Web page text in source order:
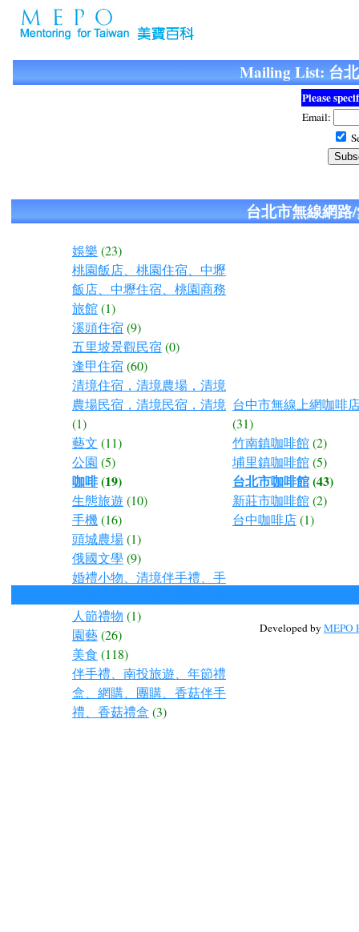
Mailing List: 台
Please
Email:
台北市無線網
娛樂 (23)
桃園飯店、桃園住宿、中壢
飯店、中壢住宿、桃園商務
旅館(1)
溪頭住宿 (9)
五里坡景觀民宿 (0)
逢甲住宿 (60)
清境住宿，清境農場，清境
農場民宿，清境民宿，清境
(1)
藝文 (11)
公園 (5)
咖啡(19)
生態旅遊 (10)
手機(16)
頭城農場(1)
俄國文學(9)
婚禮小物、清境伴手禮、手
人節禮物 (1)
園藝(26)
美食 (118)
伴手禮、南投旅遊、年節禮
盒、網購、團購、香菇伴手
禮、香菇禮盒 (3)
台中市無線上網咖啡
(31)
竹南鎮咖啡館(2)
埔里鎮咖啡館(5)
台北市咖啡館(43)
新莊市咖啡館(2)
台中咖啡店(1)
Developed by MEPO